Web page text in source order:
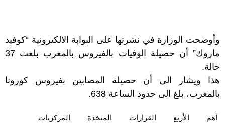
وأوضحت الوزارة في نشرتها على البوابة الالكترونية “كوفيد
ماروك” أن حصيلة الوفيات بالفيروس بالمغرب بلغت 37
حالة.
هذا ويشار الى أن حصيلة المصابين بفيروس كورونا
بالمغرب، بلغ الى حدود الساعة 638.
أهم الأربع القرارات المتخدة
المركزيات